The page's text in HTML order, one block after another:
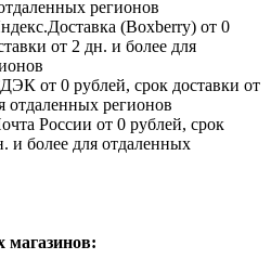
регионов
(Boxberry) от 0
от 2 дн. и более для
от 0 рублей, срок доставки от
отдаленных регионов
России от 0 рублей, срок
и более для отдаленных